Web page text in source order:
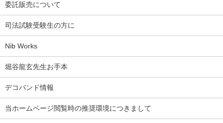
委託販売について
司法試験受験生の方に
Nib Works
堀谷龍玄先生お手本
デコバンド情報
当ホームページ閲覧時の推奨環境につきまして